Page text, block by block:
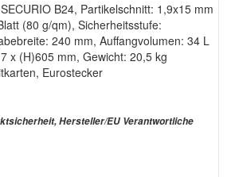
B24, Partikelschnitt: 1,9x15 mm
(80 g/qm), Sicherheitsstufe:
240 mm, Auffangvolumen: 34 L
x (H)605 mm, Gewicht: 20,5 kg
Eurostecker
Hersteller/EU Verantwortliche